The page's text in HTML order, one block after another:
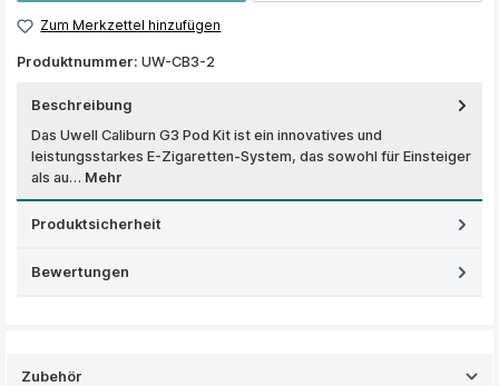
Zum Merkzettel hinzufügen
Produktnummer: UW-CB3-2
Beschreibung
Das Uwell Caliburn G3 Pod Kit ist ein innovatives und
leistungsstarkes E-Zigaretten-System, das sowohl für Einsteiger
als au… Mehr
Produktsicherheit
Bewertungen
Zubehör